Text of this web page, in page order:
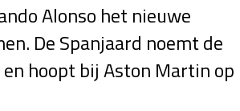
Alonso het nieuwe
De Spanjaard noemt de
hoopt bij Aston Martin op